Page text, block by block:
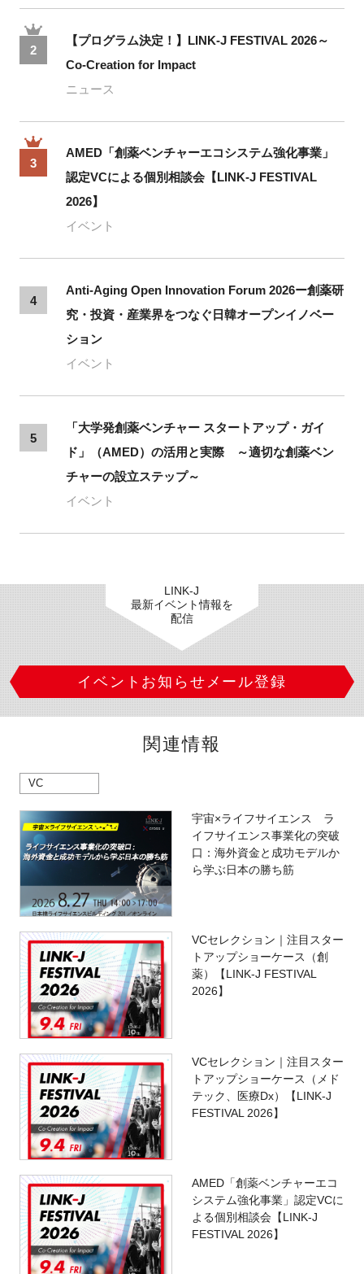
2
【プログラム決定！】LINK-J FESTIVAL 2026～
Co-Creation for Impact
ニュース
3
AMED「創薬ベンチャーエコシステム強化事業」
認定VCによる個別相談会【LINK-J FESTIVAL
2026】
イベント
4
Anti-Aging Open Innovation Forum 2026ー創薬研
究・投資・産業界をつなぐ日韓オープンイノベー
ション
イベント
5
「大学発創薬ベンチャー スタートアップ・ガイ
ド」（AMED）の活用と実際 ～適切な創薬ベン
チャーの設立ステップ～
イベント
LINK-J
最新イベント情報を
配信
イベントお知らせメール登録
関連情報
VC
宇宙×ライフサイエンス ラ
イフサイエンス事業化の突破
口：海外資金と成功モデルか
ら学ぶ日本の勝ち筋
VCセレクション｜注目スター
トアップショーケース（創
薬）【LINK-J FESTIVAL
2026】
VCセレクション｜注目スター
トアップショーケース（メド
テック、医療Dx）【LINK-J
FESTIVAL 2026】
AMED「創薬ベンチャーエコ
システム強化事業」認定VCに
よる個別相談会【LINK-J
FESTIVAL 2026】